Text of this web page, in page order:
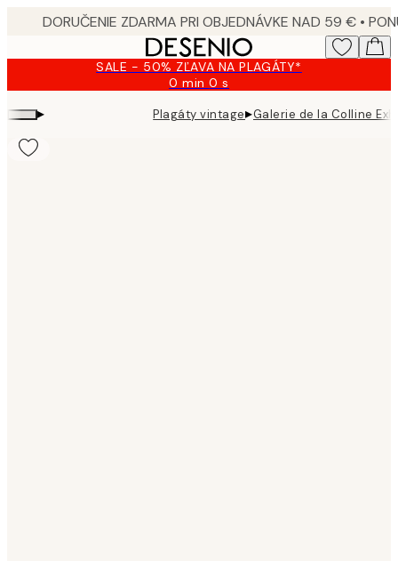
SALE - 50% ZĽAVA NA PLAGÁTY*
0 min0 s
Platné
do:
2026-
▸ Plagáty vintage▸Galerie de la Colline